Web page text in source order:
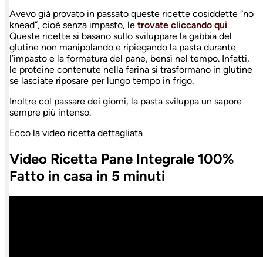
Avevo già provato in passato queste ricette cosiddette “no
knead”, cioè senza impasto, le trovate cliccando qui.
Queste ricette si basano sullo sviluppare la gabbia del
glutine non manipolando e ripiegando la pasta durante
l’impasto e la formatura del pane, bensì nel tempo. Infatti,
le proteine contenute nella farina si trasformano in glutine
se lasciate riposare per lungo tempo in frigo.
Inoltre col passare dei giorni, la pasta sviluppa un sapore
sempre più intenso.
Ecco la video ricetta dettagliata
Video Ricetta Pane Integrale 100%
Fatto in casa in 5 minuti